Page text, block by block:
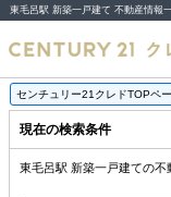
東毛呂駅 新築一戸建て 不動産情報
センチュリー21クレドTOPペ
現在の検索条件
東毛呂駅 新築一戸建ての不